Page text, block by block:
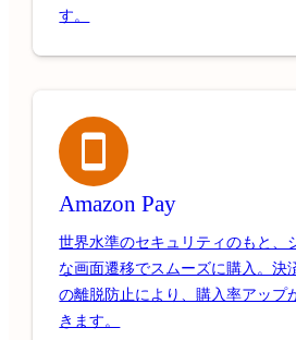
す。
Amazon Pay
世界水準のセキュリティのもと、
な画面遷移でスムーズに購入。決
の離脱防止により、購入率アップ
きます。